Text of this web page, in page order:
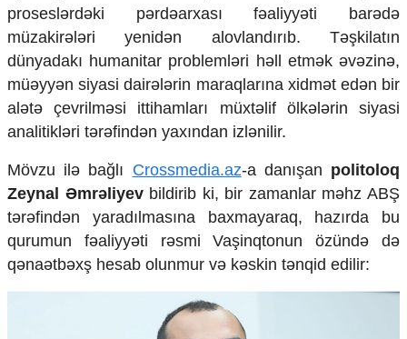
Elm və təhsil
Mədəniyyət
Diaspor
Yüksəliş hekayəsi
Mədəniyyətimizin Zəfəri
Zəfər Diasporu
Ailə və uşaq
Turizm
İqtisadiyyat
İqtisadi xəbərlər
Əmək və sosial siyasət
proseslərdəki pərdəarxası fəaliyyəti barədə
müzakirələri yenidən alovlandırıb. Təşkilatın
dünyadakı humanitar problemləri həll etmək əvəzinə,
müəyyən siyasi dairələrin maraqlarına xidmət edən bir
alətə çevrilməsi ittihamları müxtəlif ölkələrin siyasi
analitikləri tərəfindən yaxından izlənilir.
Mövzu ilə bağlı Crossmedia.az-a danışan politoloq
Zeynal Əmrəliyevbildirib ki, bir zamanlar məhz ABŞ
tərəfindən yaradılmasına baxmayaraq, hazırda bu
qurumun fəaliyyəti rəsmi Vaşinqtonun özündə də
qənaətbəxş hesab olunmur və kəskin tənqid edilir: